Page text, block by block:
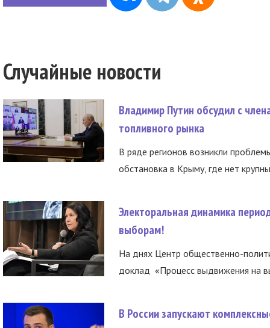
Случайные новости
Владимир Путин обсудил с
топливного рынка
В ряде регионов возникли
обстановка в Крыму, где нет
Электоральная динамика
выборам!
На днях Центр общественно-
доклад «Процесс выдвижения на
В России запускают